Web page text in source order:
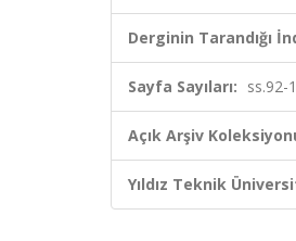
Derginin Tarandığı
Sayfa Sayıları: ss.92-
Açık Arşiv
Yıldız Teknik